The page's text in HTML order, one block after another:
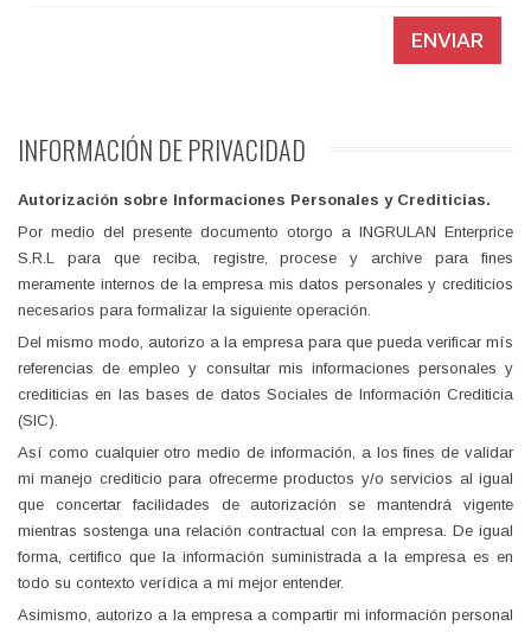
ENVIAR
INFORMACIÓN DE PRIVACIDAD
Autorización sobre Informaciones Personales y Crediticias.
Por medio del presente documento otorgo a INGRULAN Enterprice
S.R.L para que reciba, registre, procese y archive para fines
meramente internos de la empresa mis datos personales y crediticios
necesarios para formalizar la siguiente operación.
Del mismo modo, autorizo a la empresa para que pueda verificar mís
referencias de empleo y consultar mis informaciones personales y
crediticias en las bases de datos Sociales de Información Crediticia
(SIC).
Así como cualquier otro medio de información, a los fines de validar
mi manejo crediticio para ofrecerme productos y/o servicios al igual
que concertar facilidades de autorización se mantendrá vigente
mientras sostenga una relación contractual con la empresa. De igual
forma, certifico que la información suministrada a la empresa es en
todo su contexto verídica a mi mejor entender.
Asimismo, autorizo a la empresa a compartir mi información personal